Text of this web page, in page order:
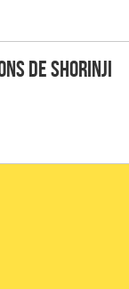
de Shorinji